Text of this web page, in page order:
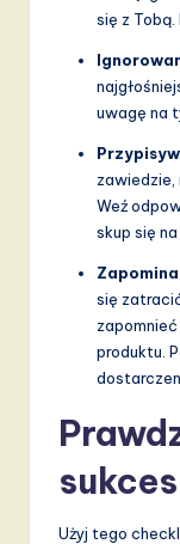
się z Tobą.
uwagę na
zawiedzie,
Weź
skup się
się
produktu.
Użyj tego